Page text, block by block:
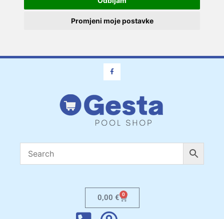
Promjeni moje postavke
0,00 € 0